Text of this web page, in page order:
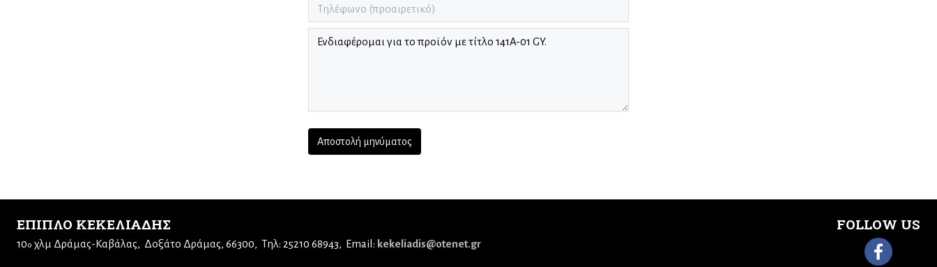
ΕΠΙΠΛΟ ΚΕΚΕΛΙΑΔΗΣ
10ο χλμ Δράμας-Καβάλας Δοξάτο Δράμας, 66300 Τηλ: 25210 68943 Email: kekeliadis@otenet.gr
FOLLOW US